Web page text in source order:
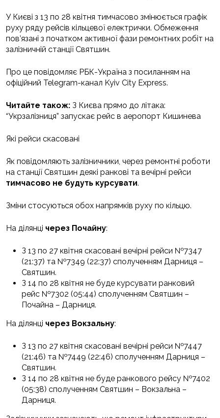
У Києві з 13 по 28 квітня тимчасово змінюється графік
руху ряду рейсів кільцевої електрички. Обмеження
пов’язані з початком активної фази ремонтних робіт на
залізничній станції Святшин.
Про це повідомляє РБК-Україна з посиланням на
офіційний Telegram-канал Kyiv City Express.
Читайте також: З Києва прямо до літака:
“Укрзалізниця” запускає рейс в аеропорт Кишинева
Які рейси скасовані
Як повідомляють залізничники, через ремонтні роботи
на станції Святшин деякі ранкові та вечірні рейси
тимчасово не будуть курсувати.
Зміни стосуються обох напрямків руху по кільцю.
На ділянці через Почайну:
З 13 по 27 квітня скасовані вечірні рейси №7347
(21:37) та №7349 (22:37) сполученням Дарниця –
Святшин.
З 14 по 28 квітня не буде курсувати ранковий
рейс №7302 (05:44) сполученням Святшин –
Почайна – Дарниця.
На ділянці через Вокзальну:
З 13 по 27 квітня скасовані вечірні рейси №7447
(21:46) та №7449 (22:46) сполученням Дарниця –
Святшин.
З 14 по 28 квітня не буде ранкового рейсу №7402
(05:38) сполученням Святшин – Вокзальна –
Дарниця.